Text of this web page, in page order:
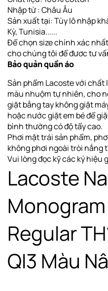
Nhập từ : Châu Âu
Sản xuất tại: Tùy lô nhập
Kỳ, Tunisia......
Để chọn size chính xác
cho chúng tôi để đươc tư
Bảo quản quần áo
Sản phẩm Lacoste với
màu nhuộm tự nhiên, cho
giặt bằng tay không giặt
hoặc nước giặt em bé để
bình thường có độ tẩy cao.
Phơi mặt trái sản phẩm,
không phơi ngoài tròi nắng
Vui lòng đọc kỹ các ký hiệu
Lacoste
Regular
QI3 Màu